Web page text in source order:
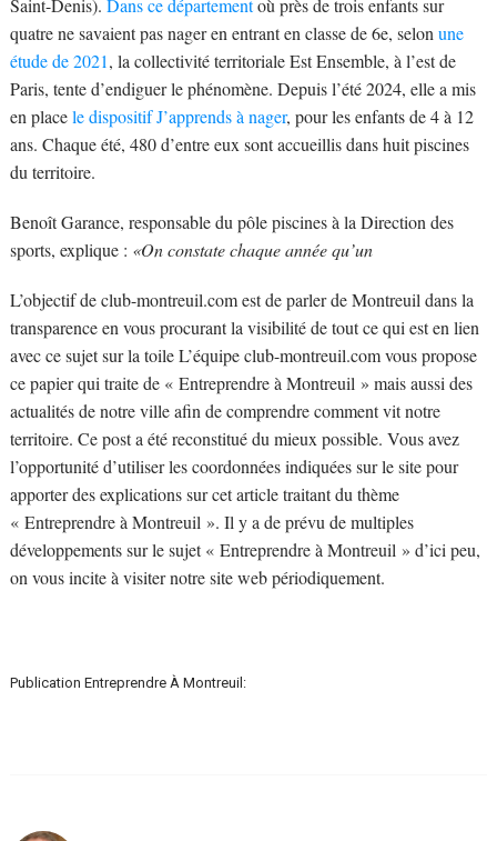
quatre ne savaient pas nager en entrant en classe de 6e, selon une
étude de 2021, la collectivité territoriale Est Ensemble, à l’est de
Paris, tente d’endiguer le phénomène. Depuis l’été 2024, elle a mis
en placele dispositif J’apprends à nager, pour les enfants de 4 à 12
ans. Chaque été, 480 d’entre eux sont accueillis dans huit piscines
du territoire.
Benoît Garance, responsable du pôle piscines à la Direction des
sports, explique : «On constate chaque année qu’un
L’objectif de club-montreuil.com est de parler de Montreuil dans la
transparence en vous procurant la visibilité de tout ce qui est en lien
avec ce sujet sur la toile L’équipe club-montreuil.com vous propose
ce papier qui traite de « Entreprendre à Montreuil » mais aussi des
actualités de notre ville afin de comprendre comment vit notre
territoire. Ce post a été reconstitué du mieux possible. Vous avez
l’opportunité d’utiliser les coordonnées indiquées sur le site pour
apporter des explications sur cet article traitant du thème
« Entreprendre à Montreuil ». Il y a de prévu de multiples
développements sur le sujet « Entreprendre à Montreuil » d’ici peu,
on vous incite à visiter notre site web périodiquement.
Publication Entreprendre À Montreuil: